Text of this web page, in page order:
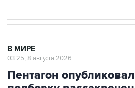
Пентагон
подборку
об НЛО